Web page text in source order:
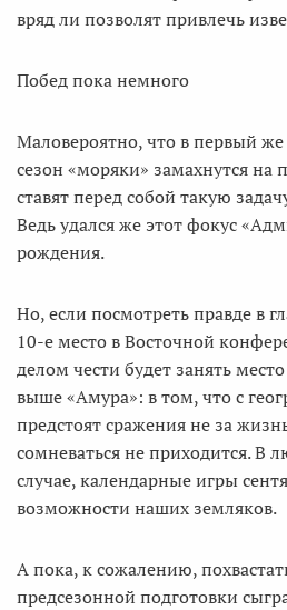
вряд ли позволят привлечь
Побед пока немного
Маловероятно, что в первый
сезон «моряки» замахнутся
ставят перед собой такую
Ведь удался же этот фокус
рождения.
Но, если посмотреть правде в
10-е место в Восточной
делом чести будет занять
выше «Амура»: в том, что с
предстоят сражения не за
сомневаться не приходится. В
случае, календарные игры
возможности наших земляков.
А пока, к сожалению,
предсезонной подготовки